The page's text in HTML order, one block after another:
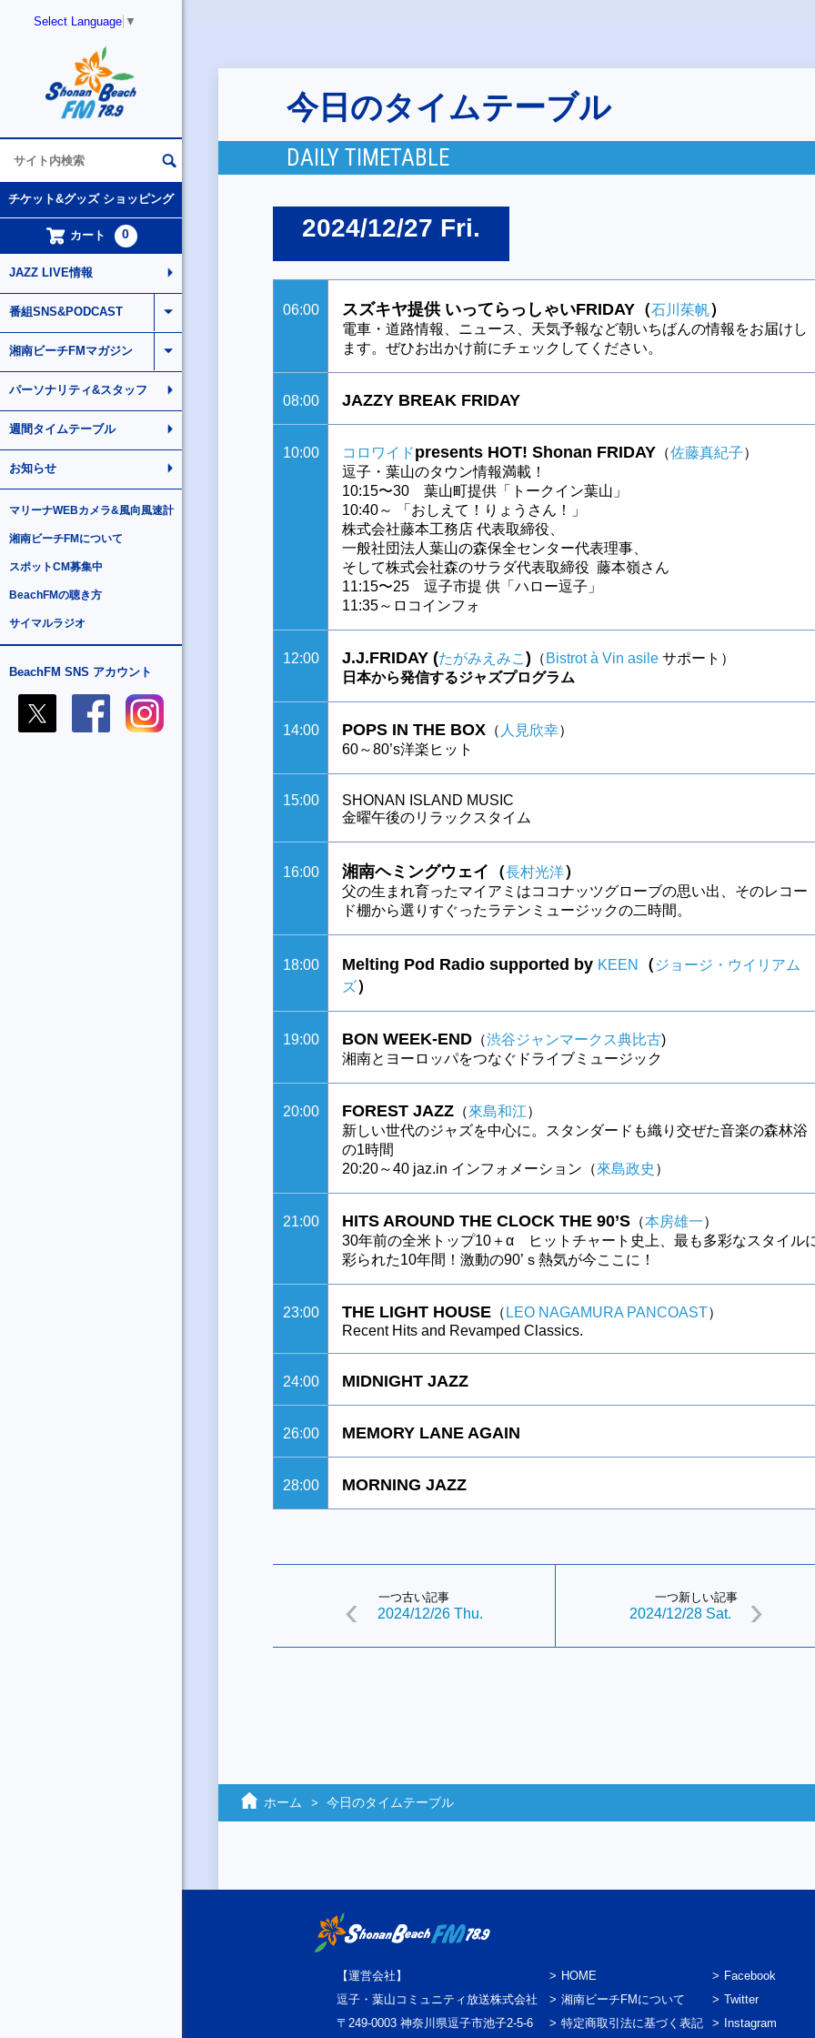
Select Language ▼
チケット&グッズ ショッピング
カート 0
JAZZ LIVE情報
番組SNS&PODCAST
湘南ビーチFMマガジン
パーソナリティ&スタッフ
週間タイムテーブル
お知らせ
マリーナWEBカメラ&風向風速計
湘南ビーチFMについて
スポットCM募集中
BeachFMの聴き方
サイマルラジオ
BeachFM SNS アカウント
今日のタイムテーブル
DAILY TIMETABLE
2024/12/27 Fri.
06:00 スズキヤ提供 いってらっしゃいFRIDAY（石川茱帆）
電車・道路情報、ニュース、天気予報など朝いちばんの情報をお届けし
ます。ぜひお出かけ前にチェックしてください。
08:00 JAZZY BREAK FRIDAY
10:00 コロワイドpresents HOT! Shonan FRIDAY （佐藤真紀子）
逗子・葉山のタウン情報満載！
10:15〜30 葉山町提供「トークイン葉山」
10:40～ 「おしえて！りょうさん！」
株式会社藤本工務店 代表取締役、
一般社団法人葉山の森保全センター代表理事、
そして株式会社森のサラダ代表取締役 藤本嶺さん
11:15〜25 逗子市提 供「ハロー逗子」
11:35～ロコインフォ
12:00 J.J.FRIDAY (たがみえみこ ) （ Bistrot à Vin asile サポート）
日本から発信するジャズプログラム
14:00 POPS IN THE BOX （ 人見欣幸）
60～80’s洋楽ヒット
15:00
SHONAN ISLAND MUSIC
金曜午後のリラックスタイム
16:00 湘南ヘミングウェイ（長村光洋）
父の生まれ育ったマイアミはココナッツグローブの思い出、そのレコー
ド棚から選りすぐったラテンミュージックの二時間。
18:00 Melting Pod Radio supported by KEEN （ ジョージ・ウイリアム
ズ）
19:00 BON WEEK-END （渋谷ジャンマークス典比古)
湘南とヨーロッパをつなぐドライブミュージック
20:00 FOREST JAZZ （來島和江）
新しい世代のジャズを中心に。スタンダードも織り交ぜた音楽の森林浴
の1時間
20:20～40 jaz.in インフォメーション（來島政史 ）
21:00 HITS AROUND THE CLOCK THE 90’S （本房雄一）
30年前の全米トップ10＋α ヒットチャート史上、最も多彩なスタイル
彩られた10年間！激動の90’ｓ熱気が今ここに！
23:00 THE LIGHT HOUSE （ LEO NAGAMURA PANCOAST）
Recent Hits and Revamped Classics.
24:00 MIDNIGHT JAZZ
26:00 MEMORY LANE AGAIN
28:00 MORNING JAZZ
一つ古い記事
2024/12/26 Thu.
一つ新しい記事
2024/12/28 Sat.
ホーム 今日のタイムテーブル
【運営会社】
逗子・葉山コミュニティ放送株式会社
〒249-0003 神奈川県逗子市池子2-5-6
HOME
湘南ビーチFMについて
特定商取引法に基づく表記
Facebook
Twitter
Instagram